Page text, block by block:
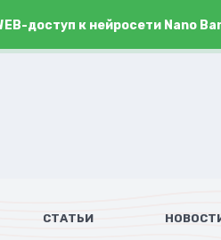
доступ к нейросети Nano
СТАТЬИ